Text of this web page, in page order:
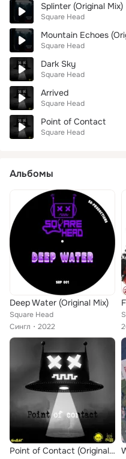
Splinter (Original Mix)
Square Head
Mountain Echoes
Square Head
Dark Sky
Square Head
Arrived
Square Head
Point of Contact
Square Head
Альбомы
Deep Water (Original Mix)
Square Head
Сингл
2022
Point of Contact (Original Mix)